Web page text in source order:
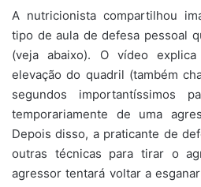
A nutricionista compartilhou
tipo de aula de defesa pessoal
(veja abaixo). O vídeo
elevação do quadril (também
segundos importantíssimos
temporariamente de uma
Depois disso, a praticante de
outras técnicas para tirar o
agressor tentará voltar a